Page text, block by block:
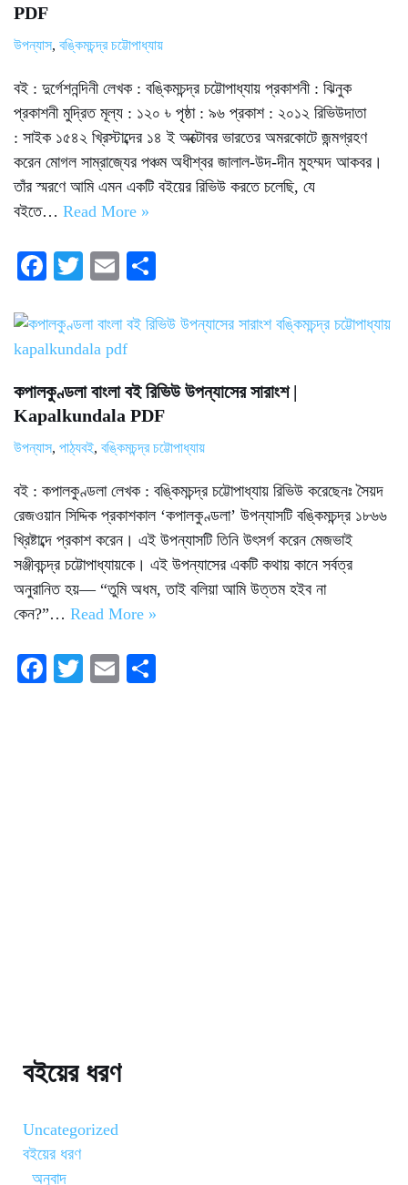
PDF
উপন্যাস, বঙ্কিমচন্দ্র চট্টোপাধ্যায়
বই : দুর্গেশনন্দিনী লেখক : বঙ্কিমচন্দ্র চট্টোপাধ্যায় প্রকাশনী : ঝিনুক
প্রকাশনী মুদ্রিত মূল্য : ১২০ ৳ পৃষ্ঠা : ৯৬ প্রকাশ : ২০১২ রিভিউদাতা
: সাইক ১৫৪২ খ্রিস্টাব্দের ১৪ ই অক্টোবর ভারতের অমরকোটে জন্মগ্রহণ
করেন মোগল সাম্রাজ্যের পঞ্চম অধীশ্বর জালাল-উদ-দীন মুহম্মদ আকবর।
তাঁর স্মরণে আমি এমন একটি বইয়ের রিভিউ করতে চলেছি, যে
বইতে… Read More »
Fa
bo
ok
T
tte
r
E
ail re
কপালকুণ্ডলা বাংলা বই রিভিউ উপন্যাসের সারাংশ |
Kapalkundala PDF
উপন্যাস, পাঠ্যবই, বঙ্কিমচন্দ্র চট্টোপাধ্যায়
বই : কপালকুণ্ডলা লেখক : বঙ্কিমচন্দ্র চট্টোপাধ্যায় রিভিউ করেছেনঃ সৈয়দ
রেজওয়ান সিদ্দিক প্রকাশকাল ‘কপালকুণ্ডলা’ উপন্যাসটি বঙ্কিমচন্দ্র ১৮৬৬
খ্রিষ্টাব্দে প্রকাশ করেন। এই উপন্যাসটি তিনি উৎসর্গ করেন মেজভাই
সঞ্জীবচন্দ্র চট্টোপাধ্যায়কে। এই উপন্যাসের একটি কথায় কানে সর্বত্র
অনুরানিত হয়— “তুমি অধম, তাই বলিয়া আমি উত্তম হইব না
কেন?”… Read More »
Fa T
E
বইয়ের ধরণ
Uncategorized
বইয়ের ধরণ
অনুবাদ